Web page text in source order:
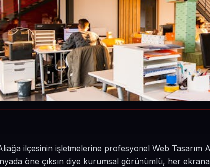
ilçesinin işletmelerine profesyonel Web Tasarım
öne çıksın diye kurumsal görünümlü, her